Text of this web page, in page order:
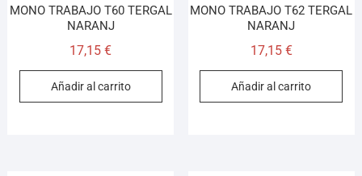
MONO TRABAJO T60 TERGAL
NARANJ
17,15€
Añadir al carrito
MONO TRABAJO T62 TERGAL
NARANJ
17,15 €
Añadir al carrito